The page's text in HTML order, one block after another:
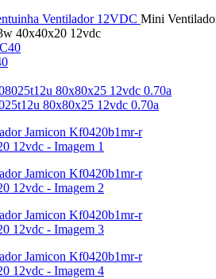
Ventilador 12VDC Mini
40x40x20 12vdc
80x80x25 12vdc 0.70a